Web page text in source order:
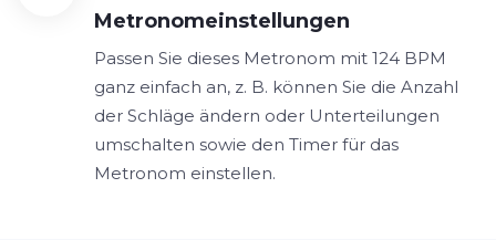
Metronomeinstellungen
Passen Sie dieses Metronom mit 124 BPM
ganz einfach an, z. B. können Sie die Anzahl
der Schläge ändern oder Unterteilungen
umschalten sowie den Timer für das
Metronom einstellen.